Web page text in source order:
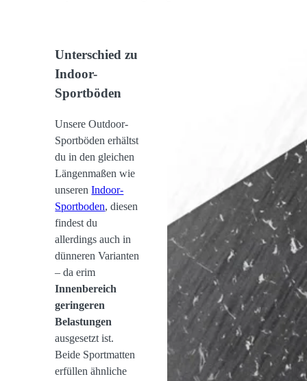
Unterschied zu
Indoor-
Sportböden
Unsere Outdoor-
Sportböden erhältst
du in den gleichen
Längenmaßen wie
unserenIndoor-
Sportboden, diesen
findest du
allerdings auch in
dünneren Varianten
– da erim
Innenbereich
geringeren
Belastungen
ausgesetzt ist.
Beide Sportmatten
erfüllen ähnliche